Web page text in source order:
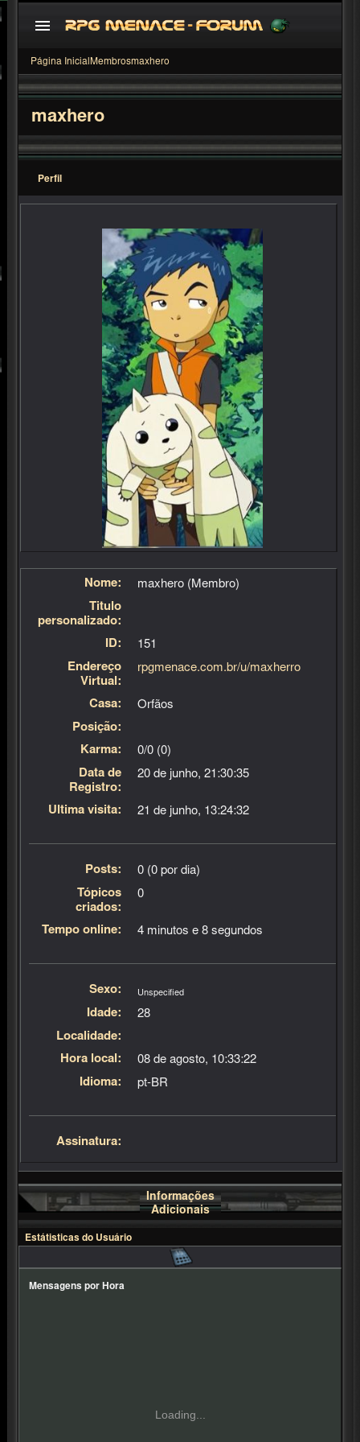
Página Inicial Membrosmaxhero
maxhero
Perfil
Nome:
maxhero (Membro)
Titulo
personalizado:
ID:
151
Endereço
Virtual:
rpgmenace.com.br/u/maxherro
Casa:
Órfãos
Posição:
Karma:
0/0 (0)
Data de
Registro:
20 de junho, 21:30:35
Última visita: 21 de junho, 13:24:32
Posts:
0 (0 por dia)
Tópicos
criados:
0
Tempo online: 4 minutos e 8 segundos
Sexo: Unspecified
Idade:
28
Localidade:
Hora local:
08 de agosto, 10:33:22
Idioma:
pt-BR
Assinatura:
Informações
Adicionais
Estátisticas do Usuário
Mensagens por Hora
Loading...